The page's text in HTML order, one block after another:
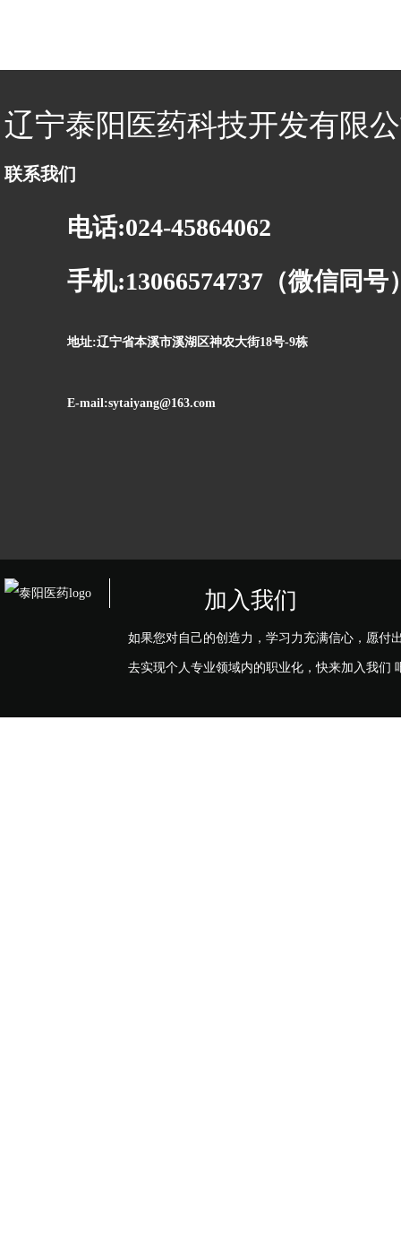
辽宁泰阳医药科技开发有限
联系我们
电话:024-45864062
手机:13066574737（微信同号
地址:辽宁省本溪市溪湖区神农大街18号-9栋
E-mail:sytaiyang@163.com
加入我们
如果您对自己的创造力，学习力充满信心，愿付
去实现个人专业领域内的职业化，快来加入我们